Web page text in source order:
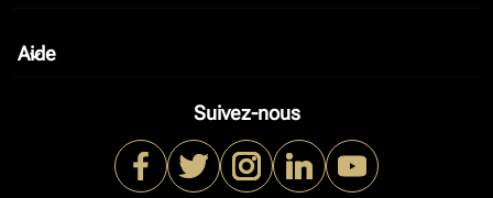
Aide
keyboard_arrow_down
Suivez-nous